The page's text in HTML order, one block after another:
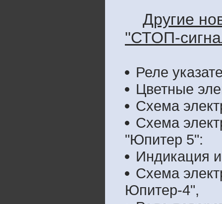
Другие
''СТОП-
Реле
Цветные
Схема
Схема
"Юпитер 5":
Индикация
Схема
Юпитер-4",